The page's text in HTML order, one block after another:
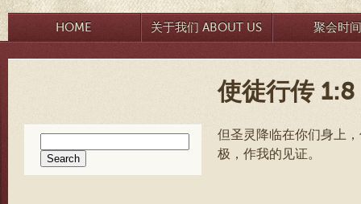
HOME 关于我们 ABOUT US 聚会时
使徒行传 1:8
for:
但圣灵降临在你们身上
极，作我的见证。